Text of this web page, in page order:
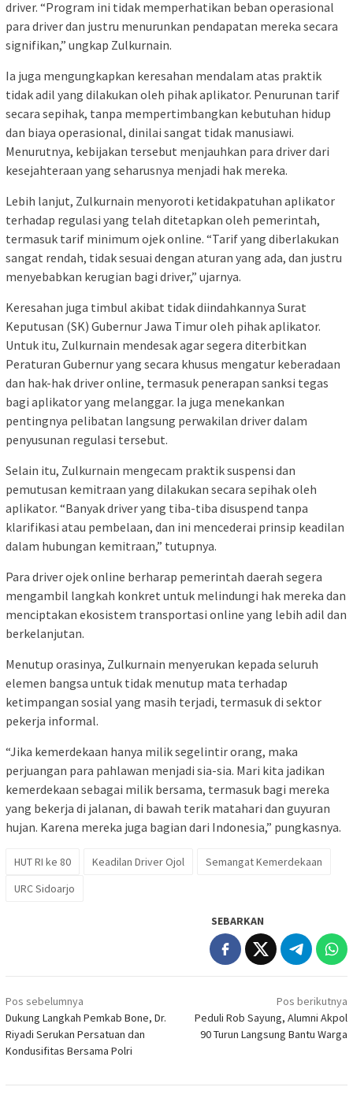
driver. “Program ini tidak memperhatikan beban operasional
para driver dan justru menurunkan pendapatan mereka secara
signifikan,” ungkap Zulkurnain.
Ia juga mengungkapkan keresahan mendalam atas praktik
tidak adil yang dilakukan oleh pihak aplikator. Penurunan tarif
secara sepihak, tanpa mempertimbangkan kebutuhan hidup
dan biaya operasional, dinilai sangat tidak manusiawi.
Menurutnya, kebijakan tersebut menjauhkan para driver dari
kesejahteraan yang seharusnya menjadi hak mereka.
Lebih lanjut, Zulkurnain menyoroti ketidakpatuhan aplikator
terhadap regulasi yang telah ditetapkan oleh pemerintah,
termasuk tarif minimum ojek online. “Tarif yang diberlakukan
sangat rendah, tidak sesuai dengan aturan yang ada, dan justru
menyebabkan kerugian bagi driver,” ujarnya.
Keresahan juga timbul akibat tidak diindahkannya Surat
Keputusan (SK) Gubernur Jawa Timur oleh pihak aplikator.
Untuk itu, Zulkurnain mendesak agar segera diterbitkan
Peraturan Gubernur yang secara khusus mengatur keberadaan
dan hak-hak driver online, termasuk penerapan sanksi tegas
bagi aplikator yang melanggar. Ia juga menekankan
pentingnya pelibatan langsung perwakilan driver dalam
penyusunan regulasi tersebut.
Selain itu, Zulkurnain mengecam praktik suspensi dan
pemutusan kemitraan yang dilakukan secara sepihak oleh
aplikator. “Banyak driver yang tiba-tiba disuspend tanpa
klarifikasi atau pembelaan, dan ini mencederai prinsip keadilan
dalam hubungan kemitraan,” tutupnya.
Para driver ojek online berharap pemerintah daerah segera
mengambil langkah konkret untuk melindungi hak mereka dan
menciptakan ekosistem transportasi online yang lebih adil dan
berkelanjutan.
Menutup orasinya, Zulkurnain menyerukan kepada seluruh
elemen bangsa untuk tidak menutup mata terhadap
ketimpangan sosial yang masih terjadi, termasuk di sektor
pekerja informal.
“Jika kemerdekaan hanya milik segelintir orang, maka
perjuangan para pahlawan menjadi sia-sia. Mari kita jadikan
kemerdekaan sebagai milik bersama, termasuk bagi mereka
yang bekerja di jalanan, di bawah terik matahari dan guyuran
hujan. Karena mereka juga bagian dari Indonesia,” pungkasnya.
HUT RI ke 80 Keadilan Driver Ojol
Semangat Kemerdekaan
URC Sidoarjo
SEBARKAN
Navigasi
pos
Pos sebelumnya
Dukung Langkah Pemkab Bone, Dr.
Riyadi Serukan Persatuan dan
Kondusifitas Bersama Polri
Pos berikutnya
Peduli Rob Sayung, Alumni Akpol
90 Turun Langsung Bantu Warga